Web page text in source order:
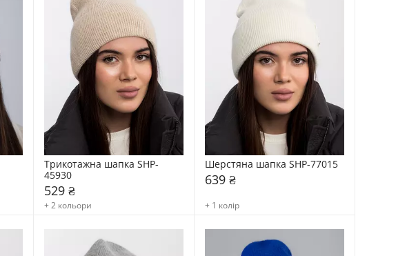
Трикотажна шапка SHP-
45930
529 ₴
+ 2 кольори
Шерстяна шапка SHP-77015
639 ₴
+ 1 колір